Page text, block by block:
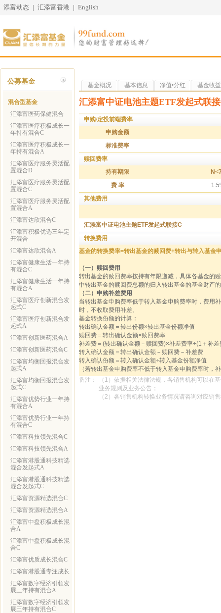
添富动态 | 汇添富香港 | English
公募基金
混合型基金
汇添富医药保健混合
汇添富医疗积极成长一
年持有混合C
汇添富医疗积极成长一
年持有混合A
汇添富医疗服务灵活配
置混合D
汇添富医疗服务灵活配
置混合C
汇添富医疗服务灵活配
置混合A
汇添富达欣混合C
汇添富积极优选三年定
开混合
汇添富达欣混合A
汇添富健康生活一年持
有混合C
汇添富健康生活一年持
有混合A
汇添富医疗创新混合发
起式C
汇添富医疗创新混合发
起式A
汇添富创新医药混合A
汇添富创新医药混合C
汇添富均衡回报混合发
起式A
汇添富均衡回报混合发
起式C
汇添富优势行业一年持
有混合A
汇添富优势行业一年持
有混合C
汇添富科技领先混合C
汇添富科技领先混合A
汇添富港股通科技精选
混合发起式A
汇添富港股通科技精选
混合发起式C
汇添富资源精选混合C
汇添富资源精选混合A
汇添富中盘积极成长混
合A
汇添富中盘积极成长混
合C
汇添富优质成长混合C
汇添富港股通专注成长
汇添富数字经济引领发
展三年持有混合A
汇添富数字经济引领发
展三年持有混合C
基金概况 基本信息 净值•分红 基金收益
汇添富中证电池主题ETF发起式联
申购/定投前端费率
申购金额
标准费率
赎回费率
持有期限
费 率
其他费用
汇添富中证电池主题ETF发起式联接C
转换费用
基金的转换费率=转出基金的赎回费+转出与转入基金
（一）赎回费用
转出基金的赎回费率按持有年限递减，具体各基金的
中转出基金的赎回费总额的归入转出基金的基金财产
（二）申购补差费用
当转出基金申购费率低于转入基金申购费率时，费用
时，不收取费用补差。
基金转换份额的计算：
转出确认金额＝转出份额×转出基金份额净值
赎回费＝转出确认金额×赎回费率
补差费＝(转出确认金额－赎回费)×补差费率÷(1＋补差
转入确认金额＝转出确认金额－赎回费－补差费
转入确认份额＝转入确认金额÷转入基金份额净值
（若转出基金申购费率不低于转入基金申购费率时，
备注：
（1）依据相关法律法规，各销售机构可以在
业务规则及业务公告；
（2）各销售机构转换业务情况请咨询对应销